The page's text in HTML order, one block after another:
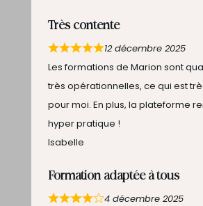
Très contente
12 décembre 2025
Les formations de Marion sont
très opérationnelles, ce qui est
pour moi. En plus, la plateforme
hyper pratique !
Isabelle
Formation adaptée à tous
4 décembre 2025